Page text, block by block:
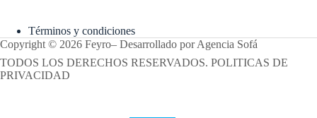
Términos y condiciones
Copyright © 2026 Feyro– Desarrollado porAgencia Sofá
TODOS LOS DERECHOS RESERVADOS. POLITICAS DE
PRIVACIDAD